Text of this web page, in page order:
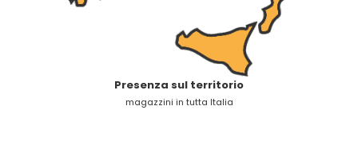
Presenza sul territorio
magazzini in tutta Italia